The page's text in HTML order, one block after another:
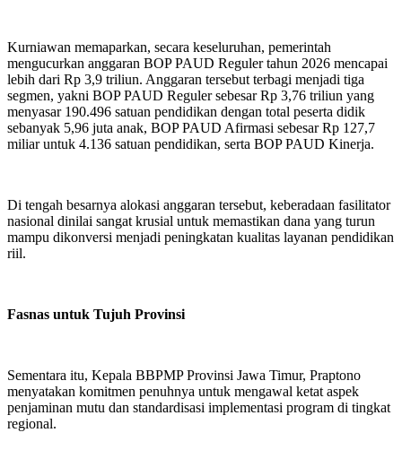
Kurniawan memaparkan, secara keseluruhan, pemerintah
mengucurkan anggaran BOP PAUD Reguler tahun 2026 mencapai
lebih dari Rp 3,9 triliun. Anggaran tersebut terbagi menjadi tiga
segmen, yakni BOP PAUD Reguler sebesar Rp 3,76 triliun yang
menyasar 190.496 satuan pendidikan dengan total peserta didik
sebanyak 5,96 juta anak, BOP PAUD Afirmasi sebesar Rp 127,7
miliar untuk 4.136 satuan pendidikan, serta BOP PAUD Kinerja.
Di tengah besarnya alokasi anggaran tersebut, keberadaan fasilitator
nasional dinilai sangat krusial untuk memastikan dana yang turun
mampu dikonversi menjadi peningkatan kualitas layanan pendidikan
riil.
Fasnas untuk Tujuh Provinsi
Sementara itu, Kepala BBPMP Provinsi Jawa Timur, Praptono
menyatakan komitmen penuhnya untuk mengawal ketat aspek
penjaminan mutu dan standardisasi implementasi program di tingkat
regional.